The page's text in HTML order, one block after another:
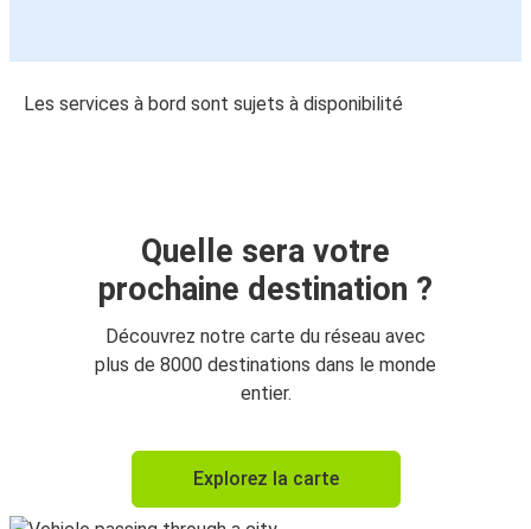
Les services à bord sont sujets à disponibilité
Quelle sera votre
prochaine destination ?
Découvrez notre carte du réseau avec
plus de 8000 destinations dans le monde
entier.
Explorez la carte